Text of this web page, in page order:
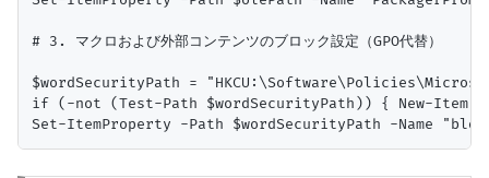
# 3. マクロおよび外部コンテンツのブロック設定（GPO代替）
$wordSecurityPath =
if (-not (Test-Path $wordSecurityPath)) { New-Item -